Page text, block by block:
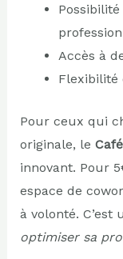
Accès à
Flexibilité
Pour ceux qui
originale, le
innovant. Pour
espace de
à volonté.
optimiser sa